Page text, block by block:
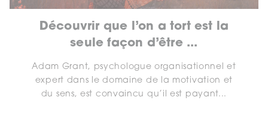
Découvrir que l’on a tort est la
seule façon d’être ...
Adam Grant, psychologue organisationnel et
expert dans le domaine de la motivation et
du sens, est convaincu qu’il est payant...